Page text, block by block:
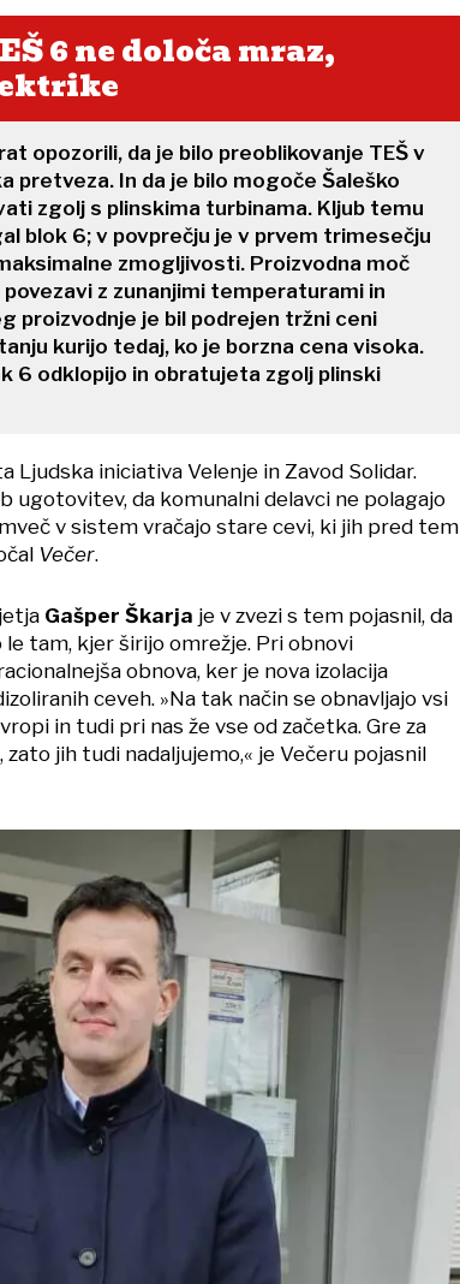
6 ne določa mraz,
opozorili, da je bilo preoblikovanje TEŠ v
pretveza. In da je bilo mogoče Šaleško
zgolj s plinskima turbinama. Kljub temu
blok 6; v povprečju je v prvem trimesečju
zmogljivosti. Proizvodna moč
z zunanjimi temperaturami in
proizvodnje je bil podrejen tržni ceni
kurijo tedaj, ko je borzna cena visoka.
6 odklopijo in obratujeta zgolj plinski
Ljudska iniciativa Velenje in Zavod Solidar.
ugotovitev, da komunalni delavci ne polagajo
v sistem vračajo stare cevi, ki jih pred tem
Večer.
Gašper Škarja je v zvezi s tem pojasnil, da
tam, kjer širijo omrežje. Pri obnovi
obnova, ker je nova izolacija
ceveh. »Na tak način se obnavljajo vsi
in tudi pri nas že vse od začetka. Gre za
jih tudi nadaljujemo,« je Večeru pojasnil